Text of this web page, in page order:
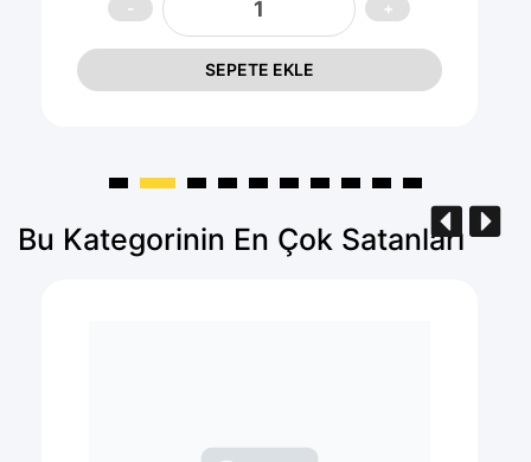
SEPETE EKLE
Bu Kategorinin En Çok Satanları